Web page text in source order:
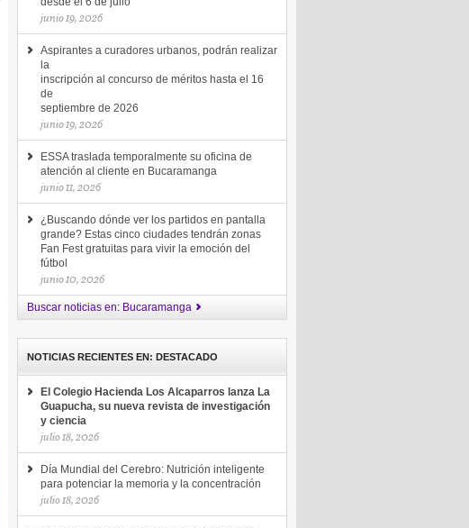
junio 19, 2026
Aspirantes a curadores urbanos, podrán realizar
la
inscripción al concurso de méritos hasta el 16
de
septiembre de 2026
junio 19, 2026
ESSA traslada temporalmente su oficina de
atención al cliente en Bucaramanga
junio 11, 2026
¿Buscando dónde ver los partidos en pantalla
grande? Estas cinco ciudades tendrán zonas
Fan Fest gratuitas para vivir la emoción del
fútbol
junio 10, 2026
Buscar noticias en: Bucaramanga
NOTICIAS RECIENTES EN: DESTACADO
El Colegio Hacienda Los Alcaparros lanza La
Guapucha, su nueva revista de investigación
y ciencia
julio 18, 2026
Día Mundial del Cerebro: Nutrición inteligente
para potenciar la memoria y la concentración
julio 18, 2026